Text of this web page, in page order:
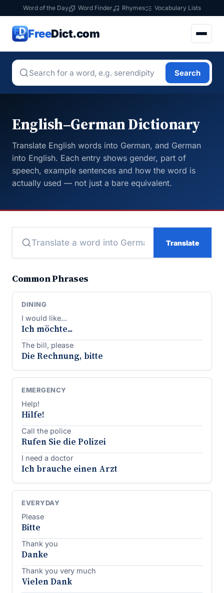
Word of the Day Word Finder Rhymes Vocabulary Lists
FreeDict.com
Search
English–German Dictionary
Translate English words into German, and German
into English. Each entry shows gender, part of
speech, example sentences and how the word is
actually used — not just a bare equivalent.
Translate
Common Phrases
DINING
I would like...
Ich möchte...
The bill, please
Die Rechnung, bitte
EMERGENCY
Help!
Hilfe!
Call the police
Rufen Sie die Polizei
I need a doctor
Ich brauche einen Arzt
EVERYDAY
Please
Bitte
Thank you
Danke
Thank you very much
Vielen Dank